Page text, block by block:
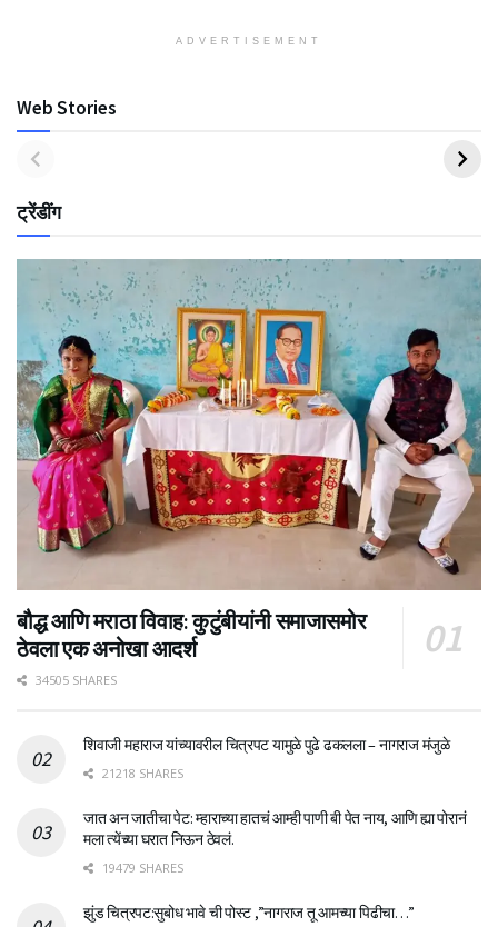
ADVERTISEMENT
Web Stories
ट्रेंडींग
बौद्ध आणि मराठा विवाह: कुटुंबीयांनी समाजासमोर
ठेवला एक अनोखा आदर्श
34505 SHARES
शिवाजी महाराज यांच्यावरील चित्रपट यामुळे पुढे ढकलला – नागराज मंजुळे
21218 SHARES
जात अन जातीचा पेट: म्हाराच्या हातचं आम्ही पाणी बी पेत नाय, आणि ह्या पोरानं
मला त्येंच्या घरात निऊन ठेवलं.
19479 SHARES
झुंड चित्रपट:सुबोध भावे ची पोस्ट ,”नागराज तू आमच्या पिढीचा…”